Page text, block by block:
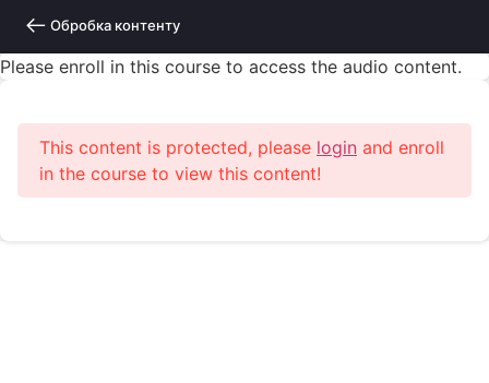
Обробка контенту
Please enroll in this course to access the audio content.
This content is protected, please login and enroll
in the course to view this content!